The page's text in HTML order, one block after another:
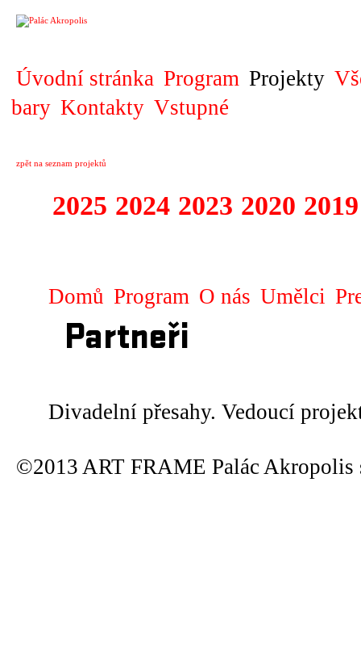
Úvodní stránka Program Projekty
bary Kontakty Vstupné
zpět na seznam projektů
2025 2024 2023 2020 2019
Domů Program O nás Umělci
Partneři
Divadelní přesahy. Vedoucí
©2013 ART FRAME Palác Akropolis